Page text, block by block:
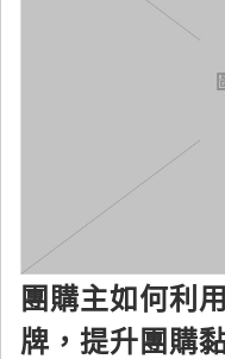
團購主如何利
牌，提升團購